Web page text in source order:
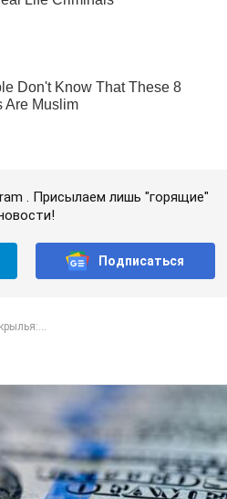
. Присылаем лишь "горящие"
Подписаться